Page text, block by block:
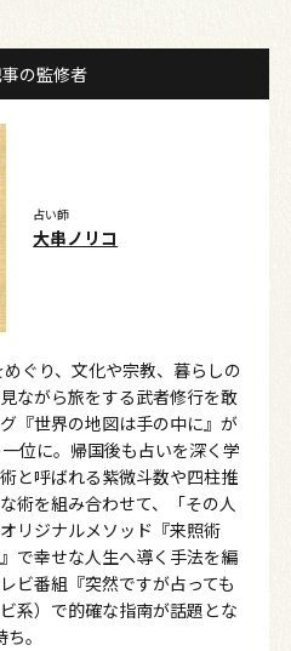
の監修者
占い師
大串ノリコ
ぐり、文化や宗教、暮らしの
ながら旅をする武者修行を敢
『世界の地図は手の中に』が
位に。帰国後も占いを深く学
と呼ばれる紫微斗数や四柱推
術を組み合わせて、「その人
リジナルメソッド『来照術
で幸せな人生へ導く手法を編
ビ番組『突然ですが占っても
系）で的確な指南が話題とな
。